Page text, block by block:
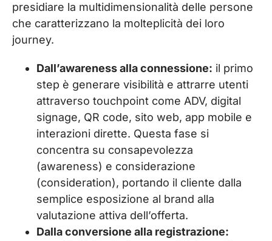
presidiare la multidimensionalità delle persone
che caratterizzano la molteplicità dei loro
journey.
Dall’awareness alla connessione: il primo
step è generare visibilità e attrarre utenti
attraverso touchpoint come ADV, digital
signage, QR code, sito web, app mobile e
interazioni dirette. Questa fase si
concentra su consapevolezza
(awareness) e considerazione
(consideration), portando il cliente dalla
semplice esposizione al brand alla
valutazione attiva dell’offerta.
Dalla conversione alla registrazione: